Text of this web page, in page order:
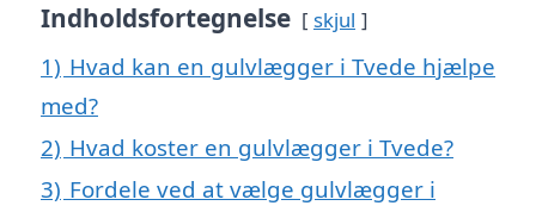
Indholdsfortegnelse skjul
1) Hvad kan en gulvlægger i Tvede hjælpe
med?
2) Hvad koster en gulvlægger i Tvede?
3) Fordele ved at vælge gulvlægger i